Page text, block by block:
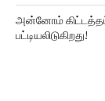
அன்னோம்
பட்டியலிடுகிறது!